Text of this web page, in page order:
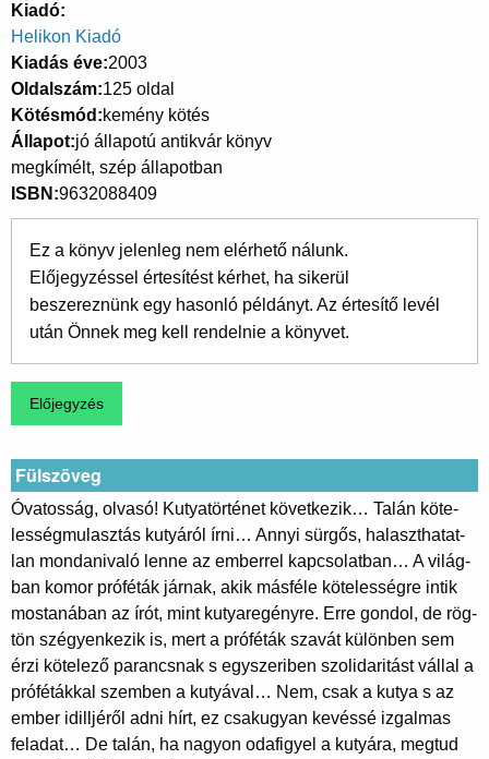
Kiadó
Helikon Kiadó
Kiadás éve 2003
Oldalszám 125 oldal
Kötésmód kemény kötés
Állapot jó állapotú antikvár könyv
megkímélt, szép állapotban
ISBN 9632088409
Ez a könyv jelenleg nem elérhető nálunk.
Előjegyzéssel értesítést kérhet, ha sikerül
beszereznünk egy hasonló példányt. Az értesítő levél
után Önnek meg kell rendelnie a könyvet.
Fülszöveg
Óva­tos­ság, ol­va­só! Ku­tya­tör­té­net következik… Ta­lán kö­te­
les­ség­mu­lasz­tás ku­tyá­ról írni… Annyi sür­gős, ha­laszt­ha­tat­
lan mon­da­ni­va­ló len­ne az em­ber­rel kapcsolatban… A vi­lág­
ban ko­mor pró­fé­ták jár­nak, akik más­fé­le kö­te­les­ség­re in­tik
mos­ta­ná­ban az írót, mint ku­tya­re­gény­re. Er­re gon­dol, de rög­
tön szé­gyen­ke­zik is, mert a pró­fé­ták sza­vát kü­lön­ben sem
ér­zi kö­te­le­ző pa­rancsnak s egy­sze­ri­ben szo­li­da­ri­tást vál­lal a
pró­fé­ták­kal szem­ben a kutyával… Nem, csak a ku­tya s az
em­ber idill­jé­ről ad­ni hírt, ez csak­ugyan ke­vés­sé iz­gal­mas
feladat… De ta­lán, ha na­gyon oda­fi­gyel a ku­tyá­ra, meg­tud